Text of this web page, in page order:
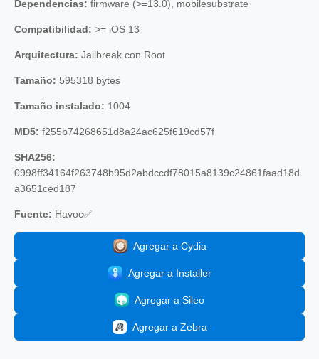
Dependencias: firmware (>=13.0), mobilesubstrate
Compatibilidad: >= iOS 13
Arquitectura: Jailbreak con Root
Tamaño: 595318 bytes
Tamaño instalado: 1004
MD5: f255b74268651d8a24ac625f619cd57f
SHA256:
0998ff34164f263748b95d2abdccdf78015a8139c24861faad18d
a3651ced187
Fuente: Havoc✅
Agregar a Cydia
Agregar a Installer
Agregar a Sileo
Agregar a Zebra